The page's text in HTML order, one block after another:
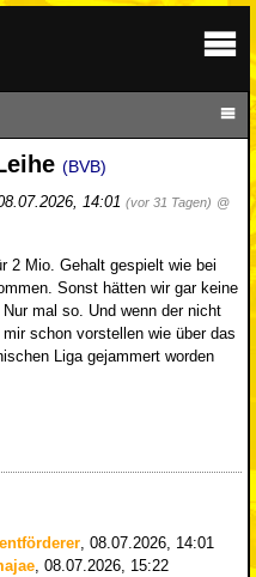
(BVB)
14:01 (vor 31 Tagen) @
2 Mio. Gehalt gespielt wie bei
Sonst hätten wir gar keine
mal so. Und wenn der nicht
schon vorstellen wie über das
Liga gejammert worden
, 08.07.2026, 14:01
, 08.07.2026, 15:22